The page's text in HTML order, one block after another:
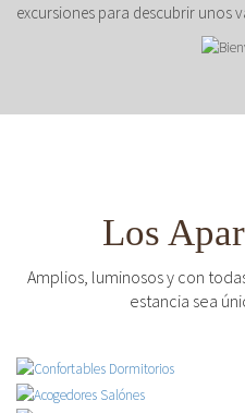
excursiones para descubrir unos
Los
Amplios, luminosos y con
estancia sea